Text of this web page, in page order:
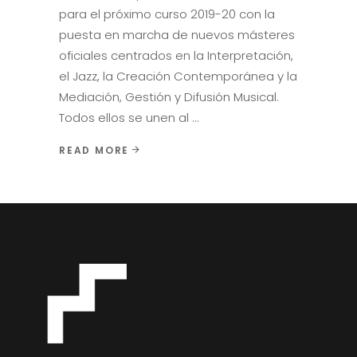
para el próximo curso 2019-20 con la
puesta en marcha de nuevos másteres
oficiales centrados en la Interpretación,
el Jazz, la Creación Contemporánea y la
Mediación, Gestión y Difusión Musical.
Todos ellos se unen al
READ MORE